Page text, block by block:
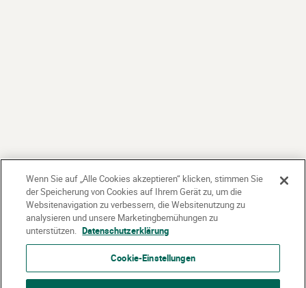
Wenn Sie auf „Alle Cookies akzeptieren“ klicken, stimmen Sie
der Speicherung von Cookies auf Ihrem Gerät zu, um die
Websitenavigation zu verbessern, die Websitenutzung zu
analysieren und unsere Marketingbemühungen zu
unterstützen. Datenschutzerklärung
Cookie-Einstellungen